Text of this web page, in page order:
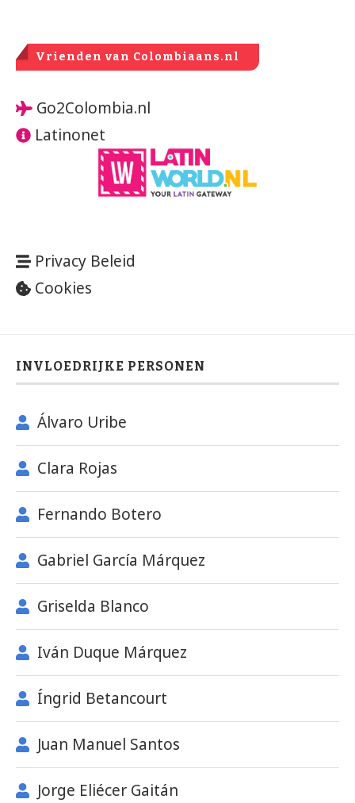
Vrienden van Colombiaans.nl
Go2Colombia.nl
Latinonet
Privacy Beleid
Cookies
INVLOEDRIJKE PERSONEN
Álvaro Uribe
Clara Rojas
Fernando Botero
Gabriel García Márquez
Griselda Blanco
Iván Duque Márquez
Íngrid Betancourt
Juan Manuel Santos
Jorge Eliécer Gaitán